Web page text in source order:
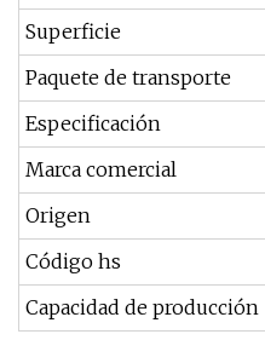
Superficie
Paquete de transporte
Especificación
Marca comercial
Origen
Código hs
Capacidad de producción